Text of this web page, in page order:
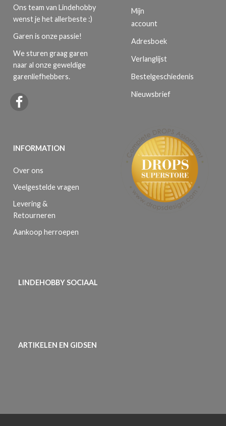
Ons team van Lindehobby
wenst je het allerbeste :)
Garen is onze passie!
We sturen graag garen
naar al onze geweldige
garenliefhebbers.
INFORMATION
Over ons
Veelgestelde vragen
Levering &
Retourneren
Aankoop herroepen
Mijn
account
Adresboek
Verlanglijst
Bestelgeschiedenis
Nieuwsbrief
LINDEHOBBY SOCIAAL
ARTIKELEN EN GIDSEN